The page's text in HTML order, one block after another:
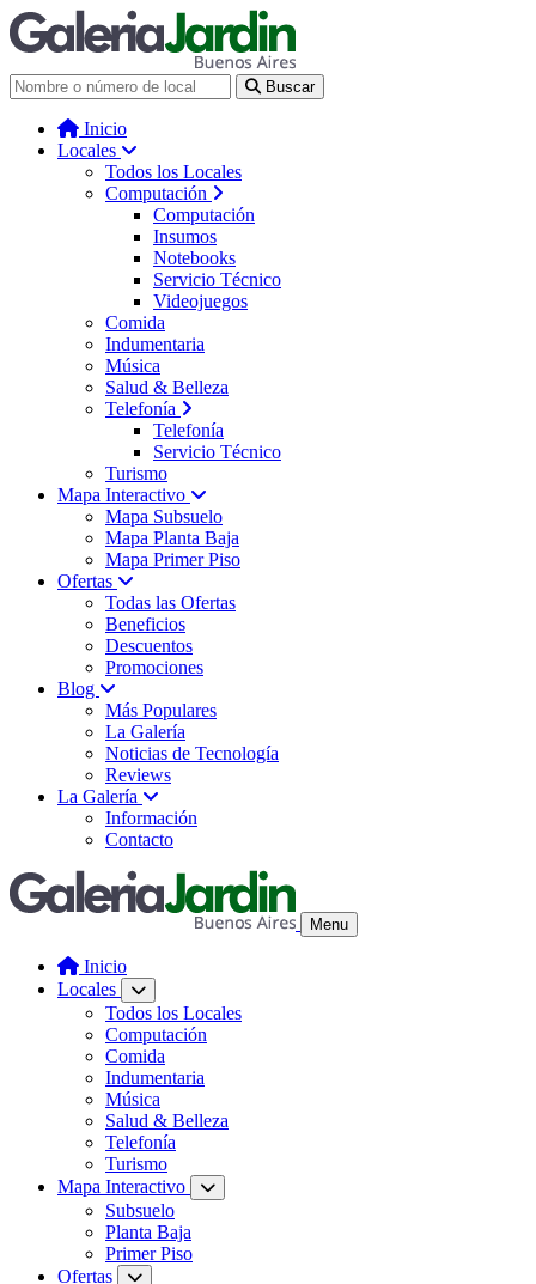
Galería Jardín - Centro de
Buscar
Inicio
Locales
Todos los Locales
Computación
Computación
Insumos
Notebooks
Servicio Técnico
Videojuegos
Comida
Indumentaria
Música
Salud & Belleza
Telefonía
Telefonía
Servicio Técnico
Turismo
Mapa Interactivo
Mapa Subsuelo
Mapa Planta Baja
Mapa Primer Piso
Ofertas
Todas las Ofertas
Beneficios
Descuentos
Promociones
Blog
Más Populares
La Galería
Noticias de Tecnología
Reviews
La Galería
Información
Contacto
Menu
Inicio
Locales
Todos los Locales
Computación
Comida
Indumentaria
Música
Salud & Belleza
Telefonía
Turismo
Mapa Interactivo
Subsuelo
Planta Baja
Primer Piso
Ofertas